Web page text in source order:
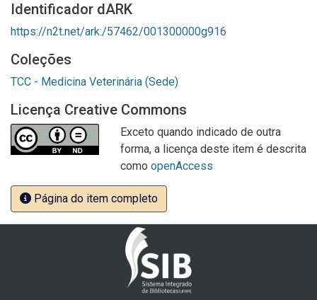
Identificador dARK
https://n2t.net/ark:/57462/001300000g916
Coleções
TCC - Medicina Veterinária (Sede)
Licença Creative Commons
Exceto quando indicado de outra
forma, a licença deste item é descrita
como openAccess
Página do item completo